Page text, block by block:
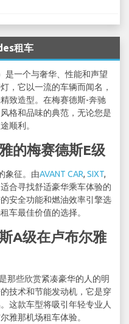
租车
是一个与奢华、性能和声望
，它以一流的车辆而闻名，
致造型。在梅赛德斯-奔驰
格和品味的典范，无论您是
顺利。
的梅赛德斯E级
象征。由AVANT CAR, SIXT,
合寻找舒适豪华乘车体验的
安全功能和燃油效率引擎选
车最佳价值的选择。
A级在卢布尔雅
那些欣赏紧凑豪华的人的明
技术和节能发动机，它是穿
这款车型将吸引年轻专业人
雅那机场租车体验。